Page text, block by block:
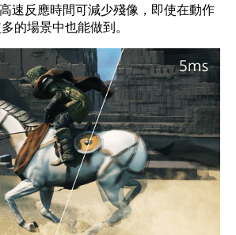
速反應時間可減少殘像，即使在動作
的場景中也能做到。